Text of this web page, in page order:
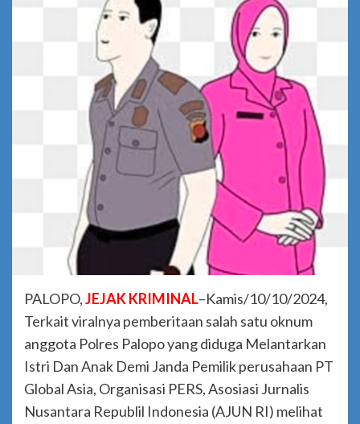
PALOPO,JEJAK KRIMINAL–Kamis/10/10/2024,
Terkait viralnya pemberitaan salah satu oknum
anggota Polres Palopo yang diduga Melantarkan
Istri Dan Anak Demi Janda Pemilik perusahaan PT
Global Asia, Organisasi PERS, Asosiasi Jurnalis
Nusantara Republil Indonesia (AJUN RI) melihat